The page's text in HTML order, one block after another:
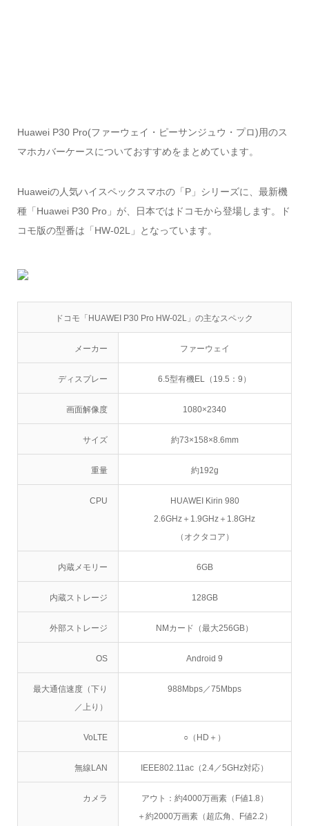
Huawei P30 Pro(ファーウェイ・ピーサンジュウ・プロ)用のス
マホカバーケースについておすすめをまとめています。
Huaweiの人気ハイスペックスマホの「P」シリーズに、最新機
種「Huawei P30 Pro」が、日本ではドコモから登場します。ド
コモ版の型番は「HW-02L」となっています。
ドコモ「HUAWEI P30 Pro HW-02L」の主なスペック
メーカー ファーウェイ
ディスプレー 6.5型有機EL（19.5：9）
画面解像度 1080×2340
サイズ 約73×158×8.6mm
重量 約192g
CPU
HUAWEI Kirin 980
2.6GHz＋1.9GHz＋1.8GHz
（オクタコア）
内蔵メモリー 6GB
内蔵ストレージ 128GB
外部ストレージ NMカード（最大256GB）
OS Android 9
最大通信速度（下り
／上り）
988Mbps／75Mbps
VoLTE ○（HD＋）
無線LAN IEEE802.11ac（2.4／5GHz対応）
カメラ
アウト：約4000万画素（F値1.8）
＋約2000万画素（超広角、F値2.2）